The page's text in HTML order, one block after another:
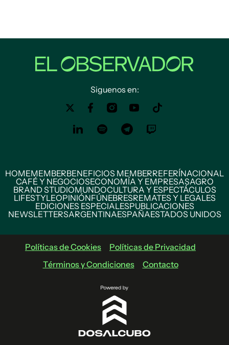
Siguenos en:
HOMEMEMBERBENEFICIOS MEMBERREFERÍNACIONAL
CAFÉ Y NEGOCIOSECONOMÍA Y EMPRESASAGRO
BRAND STUDIOMUNDOCULTURA Y ESPECTÁCULOS
LIFESTYLEOPINIÓNFÚNEBRESREMATES Y LEGALES
EDICIONES ESPECIALESPUBLICACIONES
NEWSLETTERSARGENTINAESPAÑAESTADOS UNIDOS
Políticas de Cookies
Políticas de Privacidad
Términos y Condiciones
Contacto